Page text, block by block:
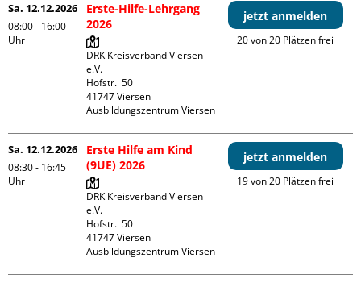
Sa. 12.12.2026
08:00 - 16:00
Uhr
Erste-Hilfe-Lehrgang
2026
DRK Kreisverband Viersen
e.V.
Hofstr.  50
41747 Viersen
Ausbildungszentrum Viersen
jetzt anmelden
20 von 20 Plätzen frei
Sa. 12.12.2026
08:30 - 16:45
Uhr
Erste Hilfe am Kind
(9UE) 2026
DRK Kreisverband Viersen
e.V.
Hofstr.  50
41747 Viersen
Ausbildungszentrum Viersen
jetzt anmelden
19 von 20 Plätzen frei